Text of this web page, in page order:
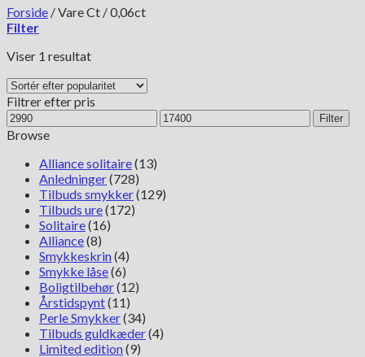
Forside /Vare Ct /0,06ct
Filter
Viser 1 resultat
Filtrer efter pris
Mindste
pris
Højeste
pris
Filter
Browse
Alliance solitaire(13)
Anledninger(728)
Tilbuds smykker(129)
Tilbuds ure(172)
Solitaire(16)
Alliance(8)
Smykkeskrin(4)
Smykke låse(6)
Boligtilbehør(12)
Årstidspynt(11)
Perle Smykker(34)
Tilbuds guldkæder(4)
Limited edition(9)